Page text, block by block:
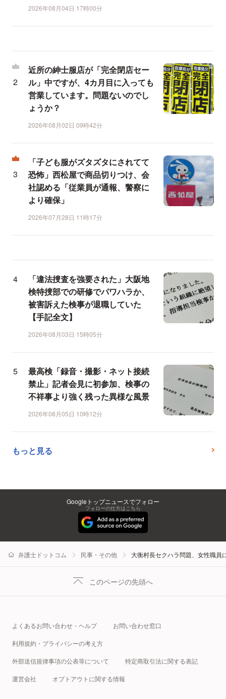
2026年08月04日 17時00分
近所の紳士服店が「完全閉店セー
ル」中ですが、4カ月目に入っても
営業しています。問題ないのでし
ょうか？
2026年08月02日 09時42分
「子ども服がズタズタにされてて
恐怖」西松屋で商品切りつけ、会
社認める「従業員が通報、警察に
より確保」
2026年07月28日 11時17分
「違法捜査を強要された」大阪地
検特捜部での研修でパワハラか、
被害訴えた検事が退職していた
【手記全文】
2026年08月03日 15時05分
最高検「録音・撮影・ネット接続
禁止」記者会見に初参加、検事の
不祥事より強く残った異様な風景
2026年08月05日 10時12分
もっと見る
Googleトップニュースでフォロー
フォローの仕方はこちら
弁護士ドットコム 民事・その他 大衡村長セクハラ問題、女性職員
このページの先頭へ
よくあるお問い合わせ・ヘルプ お問い合わせ窓口
利用規約・プライバシーの考え方
外部送信規律事項の公表等について 特定商取引法に関する表記
運営会社 オプトアウトに関する情報